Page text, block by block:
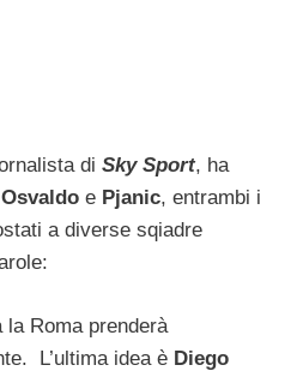
di Sky Sport, ha
Osvaldo e Pjanic, entrambi i
a diverse sqiadre
la Roma prenderà
L’ultima idea è Diego